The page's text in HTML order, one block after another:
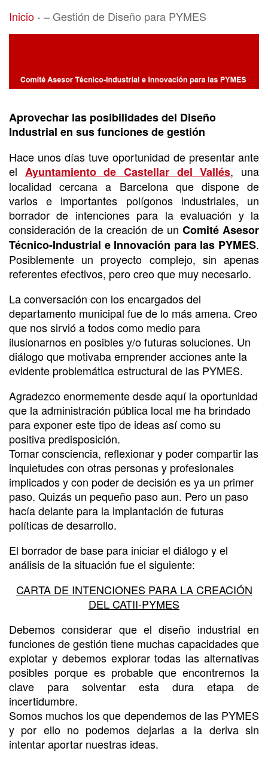
– Gestión de Diseño para PYMES
Inicio- – Gestión de Diseño para PYMES
Aprovechar las posibilidades del Diseño
Industrial en sus funciones de gestión
Hace unos días tuve oportunidad de presentar ante
el Ayuntamiento de Castellar del Vallés, una
localidad cercana a Barcelona que dispone de
varios e importantes polígonos industriales, un
borrador de intenciones para la evaluación y la
consideración de la creación de un Comité Asesor
Técnico-Industrial e Innovación para las PYMES.
Posiblemente un proyecto complejo, sin apenas
referentes efectivos, pero creo que muy necesario.
La conversación con los encargados del
departamento municipal fue de lo más amena. Creo
que nos sirvió a todos como medio para
ilusionarnos en posibles y/o futuras soluciones. Un
diálogo que motivaba emprender acciones ante la
evidente problemática estructural de las PYMES.
Agradezco enormemente desde aquí la oportunidad
que la administración pública local me ha brindado
para exponer este tipo de ideas así como su
positiva predisposición.
Tomar consciencia, reflexionar y poder compartir las
inquietudes con otras personas y profesionales
implicados y con poder de decisión es ya un primer
paso. Quizás un pequeño paso aun. Pero un paso
hacía delante para la implantación de futuras
políticas de desarrollo.
El borrador de base para iniciar el diálogo y el
análisis de la situación fue el siguiente:
CARTA DE INTENCIONES PARA LA CREACIÓN
DEL CATII-PYMES
Debemos considerar que el diseño industrial en
funciones de gestión tiene muchas capacidades que
explotar y debemos explorar todas las alternativas
posibles porque es probable que encontremos la
clave para solventar esta dura etapa de
incertidumbre.
Somos muchos los que dependemos de las PYMES
y por ello no podemos dejarlas a la deriva sin
intentar aportar nuestras ideas.